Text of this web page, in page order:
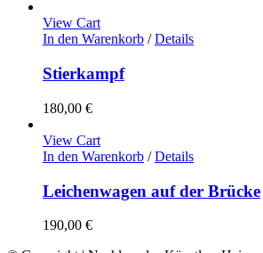
View Cart
In den Warenkorb / Details
Stierkampf
180,00 €
View Cart
In den Warenkorb / Details
Leichenwagen auf der Brücke
190,00 €